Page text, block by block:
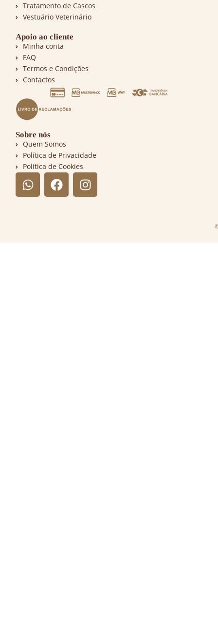
Tratamento de Cascos
Vestuário Veterinário
Apoio ao cliente
Minha conta
FAQ
Termos e Condições
Contactos
Sobre nós
Quem Somos
Política de Privacidade
Política de Cookies